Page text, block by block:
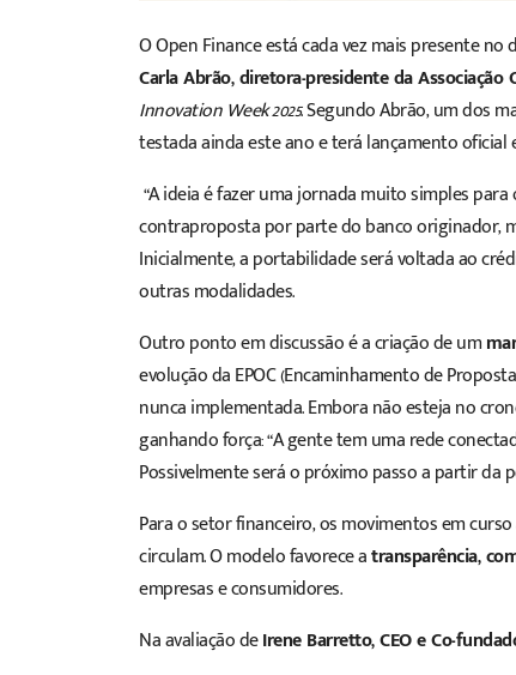
O Open Finance está cada vez mais presente
Carla Abrão, diretora-presidente da Associação
Innovation Week 2025. Segundo Abrão, um dos
testada ainda este ano e terá lançamento oficial
“A ideia é fazer uma jornada muito simples
contraproposta por parte do banco originador,
Inicialmente, a portabilidade será voltada ao
outras modalidades.
Outro ponto em discussão é a criação de um
evolução da EPOC (Encaminhamento de
nunca implementada.Embora não esteja no
ganhando força: “A gente tem uma rede
Possivelmente será o próximo passo a partir da
Para o setor financeiro, os movimentos em
circulam. O modelo favorece atransparência,
empresas e consumidores.
Na avaliação deIrene Barretto, CEO e Co-